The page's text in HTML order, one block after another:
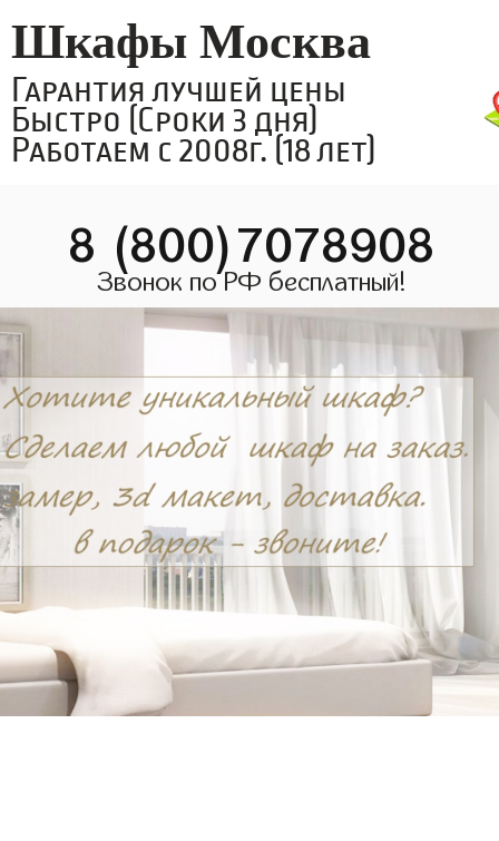
Шкафы Москва
Гарантия лучшей цены
Быстро (Сроки 3 дня)
Работаем с 2008г. (18 лет)
8 (800)7078908
Звонок по РФ бесплатный!